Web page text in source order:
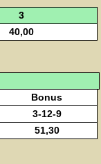
3
40,00
Bonus
3-12-9
51,30